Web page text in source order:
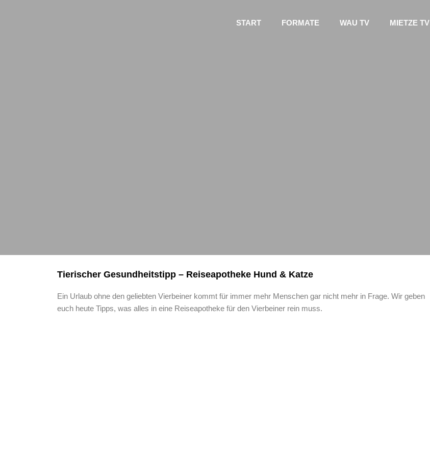
START FORMATE WAU TV MIETZE TV
Tierischer Gesundheitstipp – Reiseapotheke Hund & Katze
Ein Urlaub ohne den geliebten Vierbeiner kommt für immer mehr Menschen gar nicht mehr in Frage. Wir geben
euch heute Tipps, was alles in eine Reiseapotheke für den Vierbeiner rein muss.